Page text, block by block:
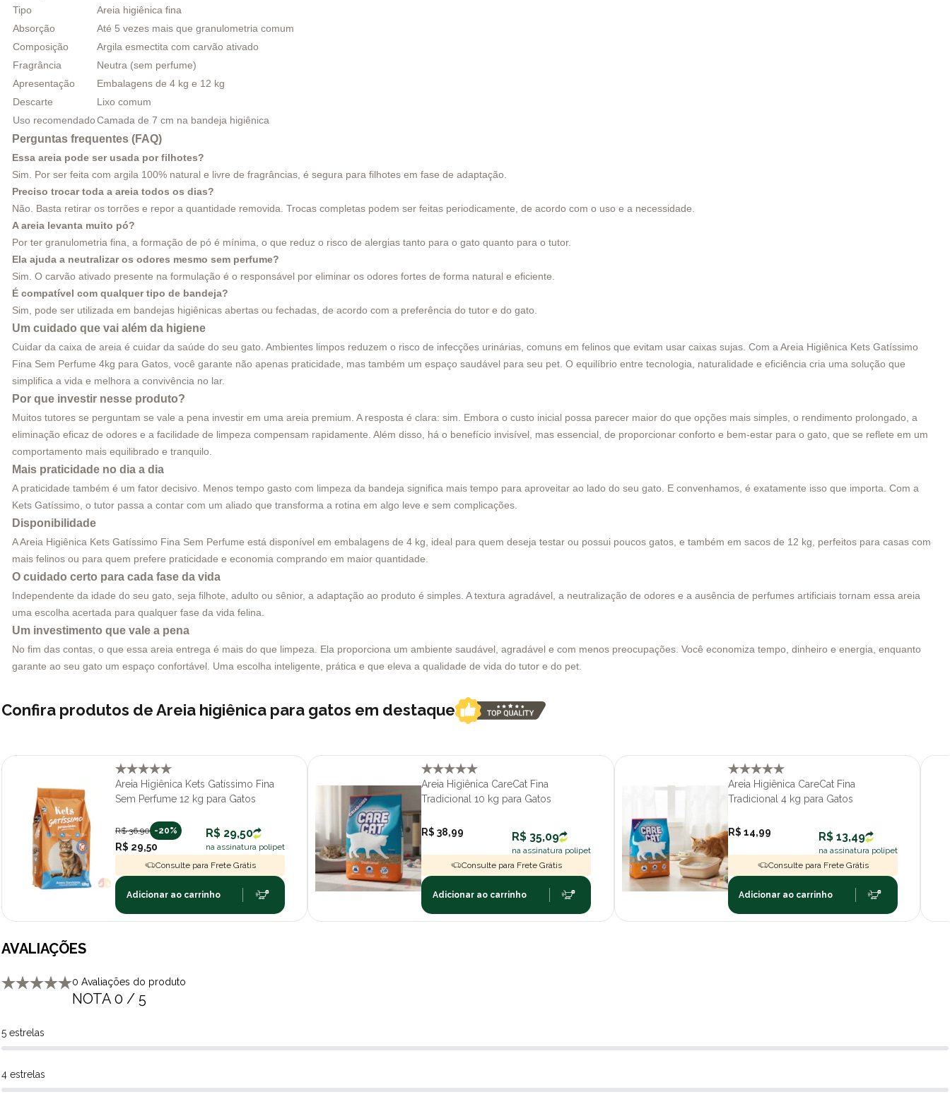
Tipo
Areia higiênica fina
Absorção
Até 5 vezes mais que granulometria comum
Composição
Argila esmectita com carvão ativado
Fragrância
Neutra (sem perfume)
Apresentação
Embalagens de 4 kg e 12 kg
Descarte
Lixo comum
Uso recomendadoCamada de 7 cm na bandeja higiênica
Perguntas frequentes (FAQ)
Essa areia pode ser usada por filhotes?
Sim. Por ser feita com argila 100% natural e livre de fragrâncias, é segura para filhotes em fase de adaptação.
Preciso trocar toda a areia todos os dias?
Não. Basta retirar os torrões e repor a quantidade removida. Trocas completas podem ser feitas periodicamente, de acordo com o uso e a necessidade.
A areia levanta muito pó?
Por ter granulometria fina, a formação de pó é mínima, o que reduz o risco de alergias tanto para o gato quanto para o tutor.
Ela ajuda a neutralizar os odores mesmo sem perfume?
Sim. O carvão ativado presente na formulação é o responsável por eliminar os odores fortes de forma natural e eficiente.
É compatível com qualquer tipo de bandeja?
Sim, pode ser utilizada em bandejas higiênicas abertas ou fechadas, de acordo com a preferência do tutor e do gato.
Um cuidado que vai além da higiene
Cuidar da caixa de areia é cuidar da saúde do seu gato. Ambientes limpos reduzem o risco de infecções urinárias, comuns em felinos que evitam usar caixas sujas. Com a Areia Higiênica Kets Gatíssimo
Fina Sem Perfume 4kg para Gatos, você garante não apenas praticidade, mas também um espaço saudável para seu pet. O equilíbrio entre tecnologia, naturalidade e eficiência cria uma solução que
simplifica a vida e melhora a convivência no lar.
Por que investir nesse produto?
Muitos tutores se perguntam se vale a pena investir em uma areia premium. A resposta é clara: sim. Embora o custo inicial possa parecer maior do que opções mais simples, o rendimento prolongado, a
eliminação eficaz de odores e a facilidade de limpeza compensam rapidamente. Além disso, há o benefício invisível, mas essencial, de proporcionar conforto e bem-estar para o gato, que se reflete em um
comportamento mais equilibrado e tranquilo.
Mais praticidade no dia a dia
A praticidade também é um fator decisivo. Menos tempo gasto com limpeza da bandeja significa mais tempo para aproveitar ao lado do seu gato. E convenhamos, é exatamente isso que importa. Com a
Kets Gatíssimo, o tutor passa a contar com um aliado que transforma a rotina em algo leve e sem complicações.
Disponibilidade
A Areia Higiênica Kets Gatíssimo Fina Sem Perfume está disponível em embalagens de 4 kg, ideal para quem deseja testar ou possui poucos gatos, e também em sacos de 12 kg, perfeitos para casas com
mais felinos ou para quem prefere praticidade e economia comprando em maior quantidade.
O cuidado certo para cada fase da vida
Independente da idade do seu gato, seja filhote, adulto ou sênior, a adaptação ao produto é simples. A textura agradável, a neutralização de odores e a ausência de perfumes artificiais tornam essa areia
uma escolha acertada para qualquer fase da vida felina.
Um investimento que vale a pena
No fim das contas, o que essa areia entrega é mais do que limpeza. Ela proporciona um ambiente saudável, agradável e com menos preocupações. Você economiza tempo, dinheiro e energia, enquanto
garante ao seu gato um espaço confortável. Uma escolha inteligente, prática e que eleva a qualidade de vida do tutor e do pet.
Confira produtos de Areia higiênica para gatos em destaque
Areia Higiênica Kets Gatíssimo Fina
Sem Perfume 12 kg para Gatos
R$ 36,90 -20%
R$ 29,50
R$ 29,50
na assinatura polipet
Consulte para Frete Grátis
Adicionar ao carrinho
Areia Higiênica CareCat Fina
Tradicional 10 kg para Gatos
R$ 38,99 R$ 35,09
na assinatura polipet
Consulte para Frete Grátis
Adicionar ao carrinho
Areia Higiênica CareCat Fina
Tradicional 4 kg para Gatos
R$ 14,99 R$ 13,49
na assinatura polipet
Consulte para Frete Grátis
Adicionar ao carrinho
AVALIAÇÕES
0 Avaliações do produto
NOTA 0 / 5
5 estrelas
4 estrelas